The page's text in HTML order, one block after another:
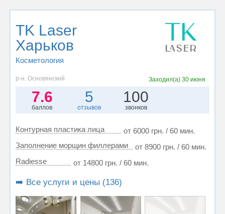
TK Laser
Харьков
Косметология
р-н. Основянский Заходил(а)30 июня
7.6
баллов
5
отзывов
100
звонков
Контурная пластика лица
от 6000 грн. / 60 мин.
Заполнение морщин филлерами
от 8900 грн. / 60 мин.
Radiesse
от 14800 грн. / 60 мин.
➡️ Все услуги и цены (136)